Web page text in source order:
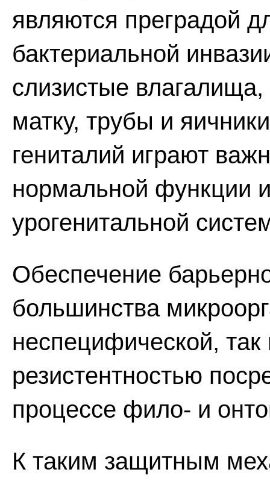
являются преградой
бактериальной
слизистые
матку, трубы и
гениталий играют
нормальной функции
урогенитальной
Обеспечение
большинства
неспецифической,
резистентностью
процессе фило- и
К таким защитным